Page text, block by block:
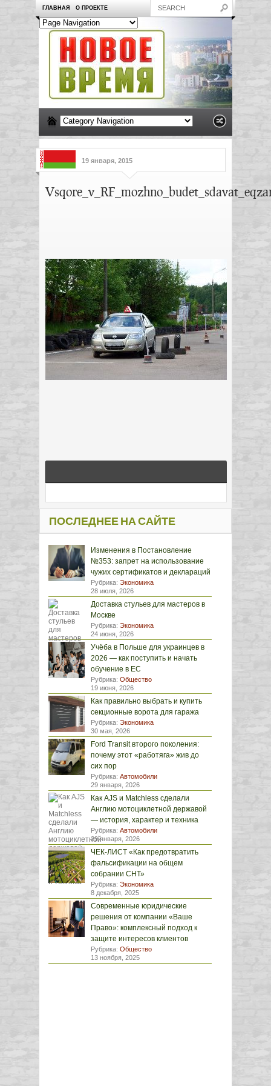
ГЛАВНАЯ О ПРОЕКТЕ
19 января, 2015
ПОСЛЕДНЕЕ НА САЙТЕ
Изменения в Постановление
№353: запрет на использование
чужих сертификатов и деклараций
Рубрика: Экономика
28 июля, 2026
Доставка стульев для мастеров в
Москве
Рубрика: Экономика
24 июня, 2026
Учёба в Польше для украинцев в
2026 — как поступить и начать
обучение в ЕС
Рубрика: Общество
19 июня, 2026
Как правильно выбрать и купить
секционные ворота для гаража
Рубрика: Экономика
30 мая, 2026
Ford Transit второго поколения:
почему этот «работяга» жив до
сих пор
Рубрика: Автомобили
29 января, 2026
Как AJS и Matchless сделали
Англию мотоциклетной державой
— история, характер и техника
Рубрика: Автомобили
29 января, 2026
ЧЕК-ЛИСТ «Как предотвратить
фальсификации на общем
собрании СНТ»
Рубрика: Экономика
8 декабря, 2025
Современные юридические
решения от компании «Ваше
Право»: комплексный подход к
защите интересов клиентов
Рубрика: Общество
13 ноября, 2025